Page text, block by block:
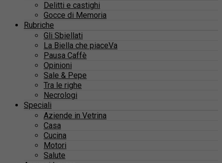
Delitti e castighi
Gocce di Memoria
Rubriche
Gli Sbiellati
La Biella che piaceVa
Pausa Caffè
Opinioni
Sale & Pepe
Tra le righe
Necrologi
Speciali
Aziende in Vetrina
Casa
Cucina
Motori
Salute